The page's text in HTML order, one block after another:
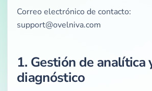
Correo electrónico de contacto:
support@ovelniva.com
1. Gestión de analítica
diagnóstico